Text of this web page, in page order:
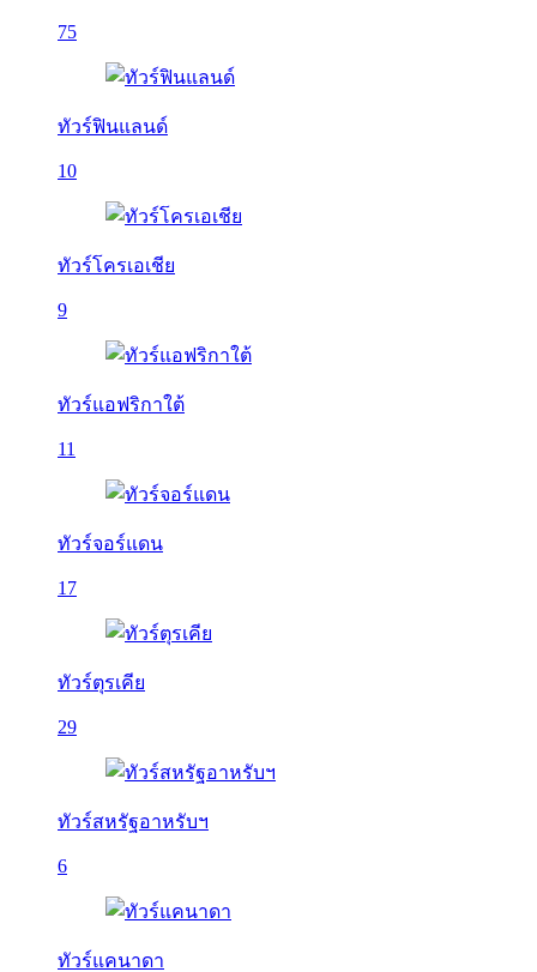
75
ทัวร์ฟินแลนด์
10
ทัวร์โครเอเชีย
9
ทัวร์แอฟริกาใต้
11
ทัวร์จอร์แดน
17
ทัวร์ตุรเคีย
29
ทัวร์สหรัฐอาหรับฯ
6
ทัวร์แคนาดา